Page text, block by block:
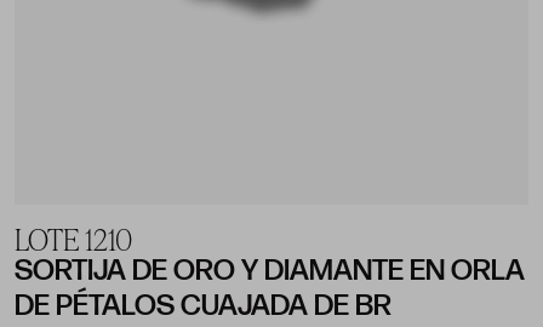
LOTE 1210
SORTIJA DE ORO Y DIAMANTE EN ORLA
DE PÉTALOS CUAJADA DE BR